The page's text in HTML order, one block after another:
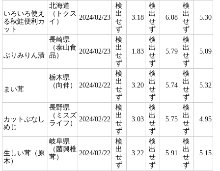
いろいろ使え
る秋鮭便利カ
ット
北海道
（トクス
イ）
2024/02/23
検
出
せ
ず
3.18
検
出
せ
ず
6.08
検
出
せ
ず
5.30
ぶりみりん漬
長崎県
（泰山食
品）
2024/02/23
検
出
せ
ず
1.83
検
出
せ
ず
5.79
検
出
せ
ず
5.09
まい茸
栃木県
（向伸）
2024/02/22
検
出
せ
ず
3.20
検
出
せ
ず
5.74
検
出
せ
ず
5.32
カットぶなし
めじ
長野県
（ミスズ
ライフ）
2024/02/22
検
出
せ
ず
3.03
検
出
せ
ず
5.75
検
出
せ
ず
4.95
生しい茸（原
木）
岐阜県
（菌興椎
茸）
2024/02/22
検
出
せ
ず
3.22
検
出
せ
ず
5.91
検
出
せ
ず
5.15